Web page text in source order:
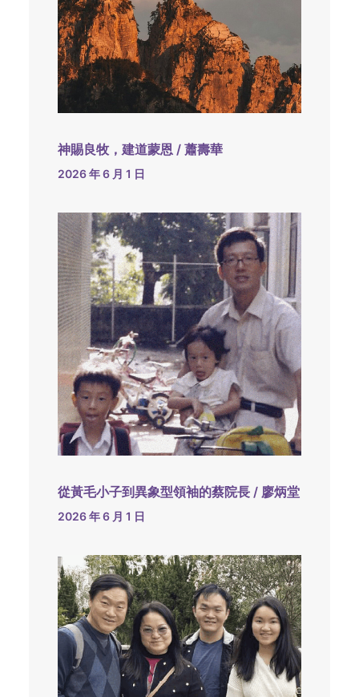
神賜良牧，建道蒙恩 / 蕭壽華
2026 年 6 月 1 日
從黃毛小子到異象型領袖的蔡院長 / 廖炳堂
2026 年 6 月 1 日